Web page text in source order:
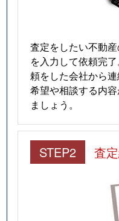
査定をしたい不動
を入力して依頼完
頼をした会社から連
希望や相談する内
ましょう。
STEP2 査